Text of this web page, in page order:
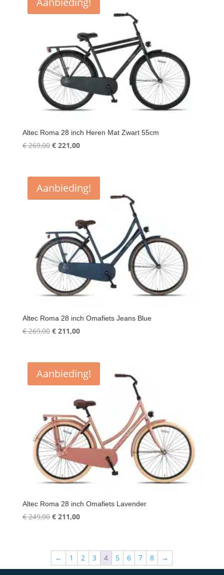
Altec Roma 28 inch Heren Mat Zwart 55cm
€269,00 Oorspronkelijke
€ 269,00.
€221,00Huidige
€ 221,00.
Aanbieding!
Altec Roma 28 inch Omafiets Jeans Blue
€269,00 Oorspronkelijke
€ 269,00.
€211,00Huidige
€ 211,00.
Aanbieding!
Altec Roma 28 inch Omafiets Lavender
€249,00 Oorspronkelijke
€ 249,00.
€211,00Huidige
€ 211,00.
← 1 2 3 4 5 6 7 8 →